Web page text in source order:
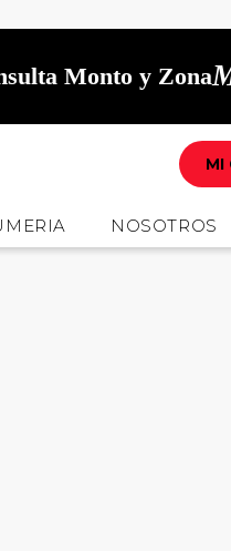
Monto y Zona
MI
NOSOTROS